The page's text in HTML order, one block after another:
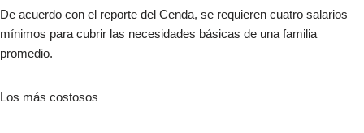
De acuerdo con el reporte del Cenda, se requieren cuatro salarios
mínimos para cubrir las necesidades básicas de una familia
promedio.
Los más costosos